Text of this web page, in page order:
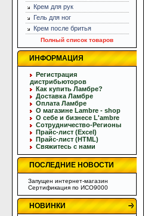
Крем для рук
Гель для ног
Крем после бритья
Полный список товаров
ИНФОРМАЦИЯ
Регистрация
дистрибьюторов
Как купить Ламбре?
Доставка Ламбре
Оплата Ламбре
О магазине Lambre - shop
О себе и бизнесе L'ambre
Сотрудничество-Регионы
Прайс-лист (Excel)
Прайс-лист (HTML)
Свяжитесь с нами
ПОСЛЕДНИЕ НОВОСТИ
Запущен интернет-магазин
Сертификация по ИСО9000
НОВИНКИ